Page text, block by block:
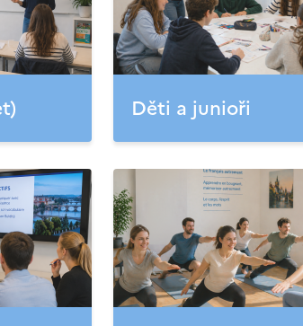
Děti a junioři